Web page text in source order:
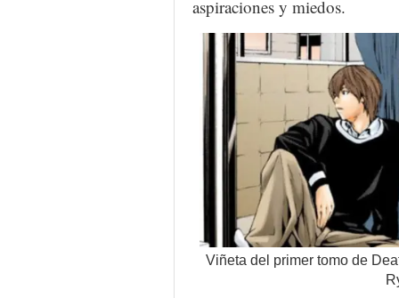
aspiraciones y miedos.
Viñeta del primer tomo de